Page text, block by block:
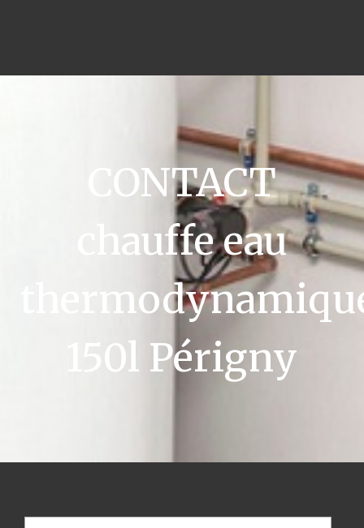
CONTACT
chauffe eau
150l Périgny